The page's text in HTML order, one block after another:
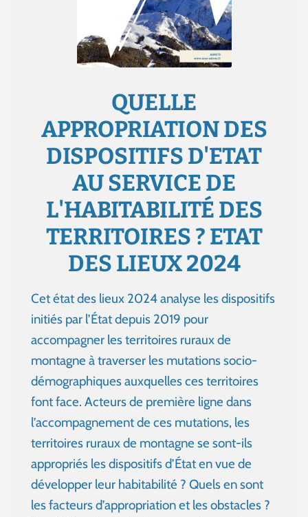
QUELLE
APPROPRIATION DES
DISPOSITIFS D'ETAT
AU SERVICE DE
L'HABITABILITÉ DES
TERRITOIRES ? ETAT
DES LIEUX 2024
Cet état des lieux 2024 analyse les dispositifs
initiés par l’État depuis 2019 pour
accompagner les territoires ruraux de
montagne à traverser les mutations socio-
démographiques auxquelles ces territoires
font face. Acteurs de première ligne dans
l’accompagnement de ces mutations, les
territoires ruraux de montagne se sont-ils
appropriés les dispositifs d’État en vue de
développer leur habitabilité ? Quels en sont
les facteurs d’appropriation et les obstacles ?